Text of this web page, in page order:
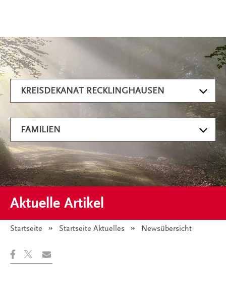
Aktuelle Artikel
Artikel filtern
KREISDEKANAT RECKLINGHAUSEN
FAMILIEN
Startseite Startseite Aktuelles Angezeigt:
Newsübersicht